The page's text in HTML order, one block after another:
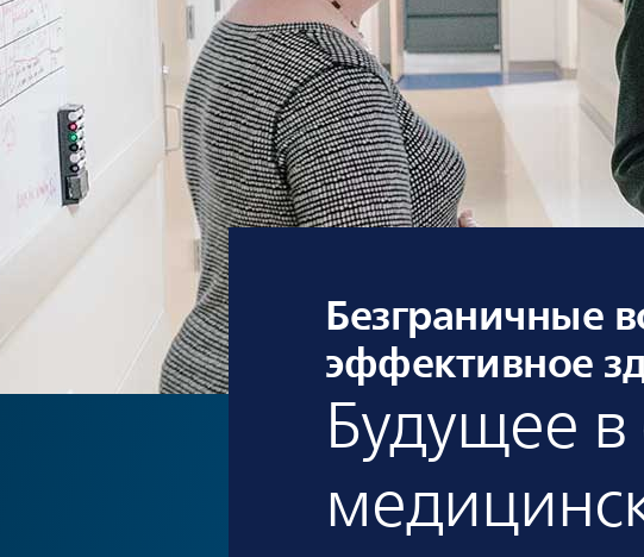
Безграничные
эффективное
Будущее